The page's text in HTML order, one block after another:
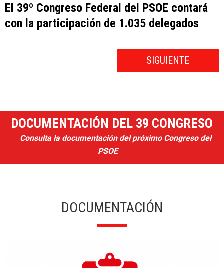
El 39º Congreso Federal del PSOE contará
con la participación de 1.035 delegados
SIGUIENTE
DOCUMENTACIÓN DEL 39 CONGRESO
Consulta la documentación del próximo Congreso del
PSOE
DOCUMENTACIÓN